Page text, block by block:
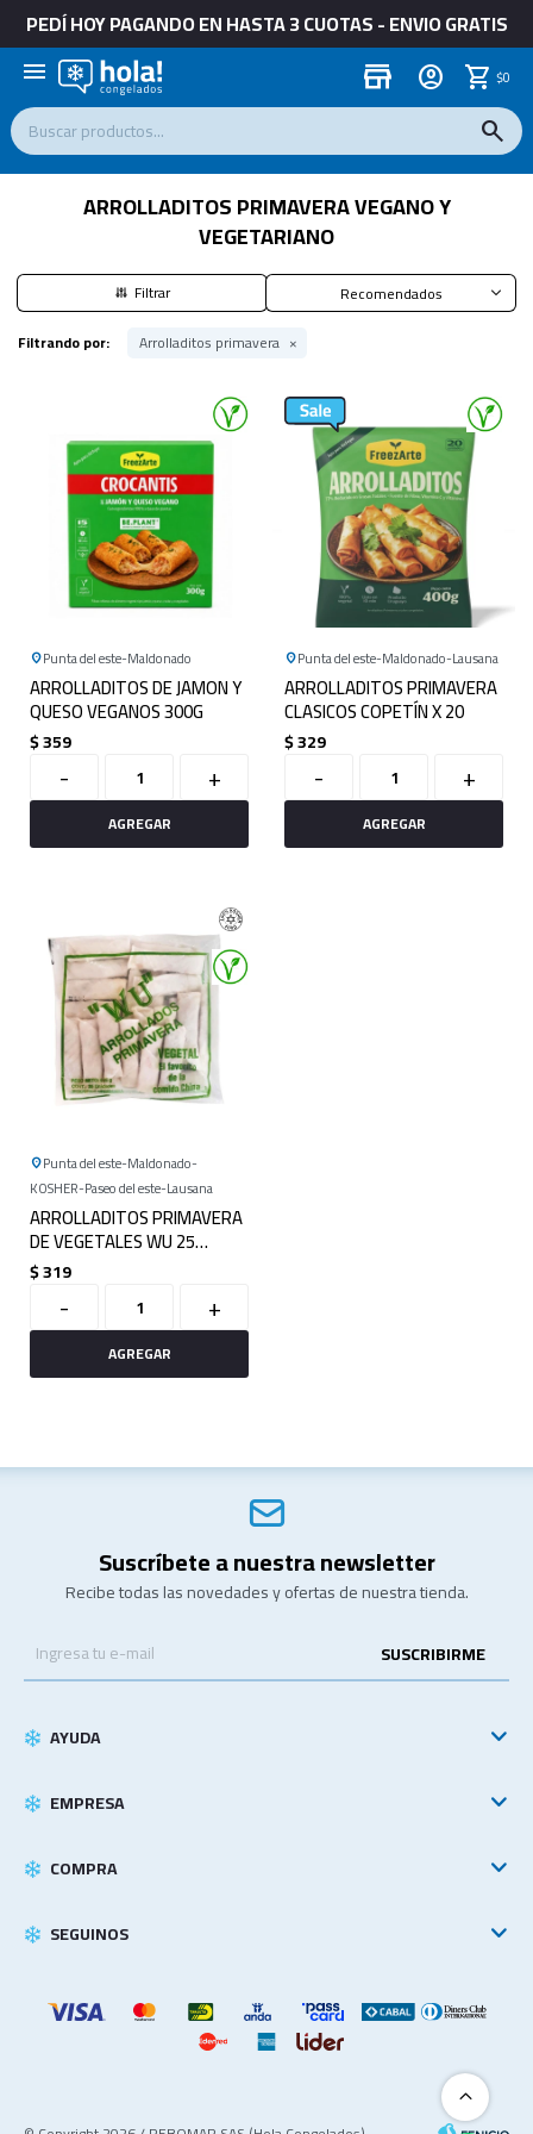
PEDÍ HOY PAGANDO EN HASTA 3 CUOTAS - ENVIO GRATIS
menu store $0
ARROLLADITOS PRIMAVERA VEGANO Y
VEGETARIANO
Recomendados
Filtrando por:
Arrolladitos primavera
Punta del este Maldonado
ARROLLADITOS DE JAMON Y
QUESO VEGANOS 300G
$359
- +
Punta del este Maldonado Lausana
ARROLLADITOS PRIMAVERA
CLASICOS COPETÍN X 20
$329
- +
Punta del este Maldonado
KOSHER Paseo del este Lausana
ARROLLADITOS PRIMAVERA
DE VEGETALES WU 25
UNIDADES
$319
- +
Suscríbete a nuestra newsletter
Recibe todas las novedades y ofertas de nuestra tienda.
SUSCRIBIRME
AYUDA
EMPRESA
COMPRA
SEGUINOS